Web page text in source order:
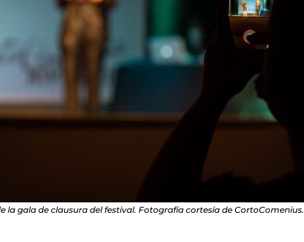
la gala de clausura del festival. Fotografía cortesía de CortoComenius.